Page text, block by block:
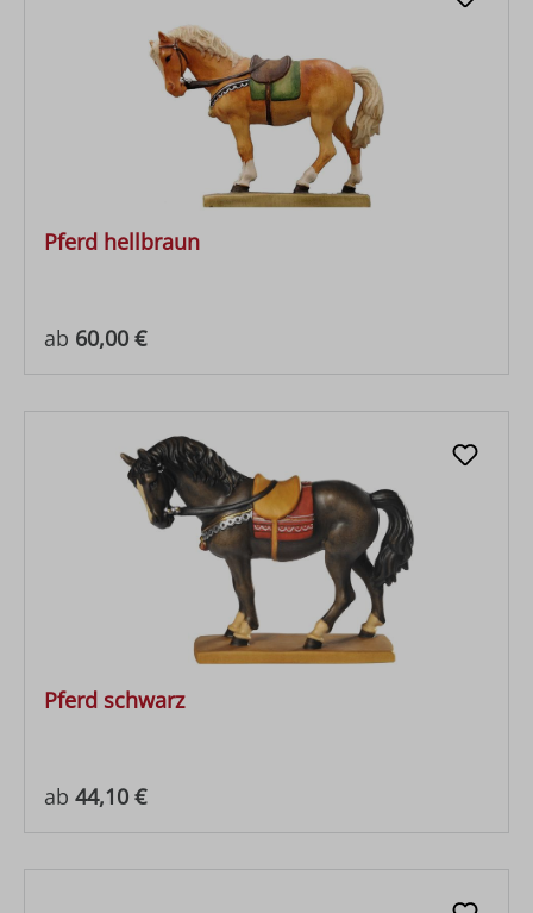
Pferd hellbraun
Regulärer Preis:
ab 60,00 €
Pferd schwarz
Regulärer Preis:
ab 44,10 €